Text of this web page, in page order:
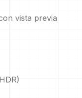
vista previa